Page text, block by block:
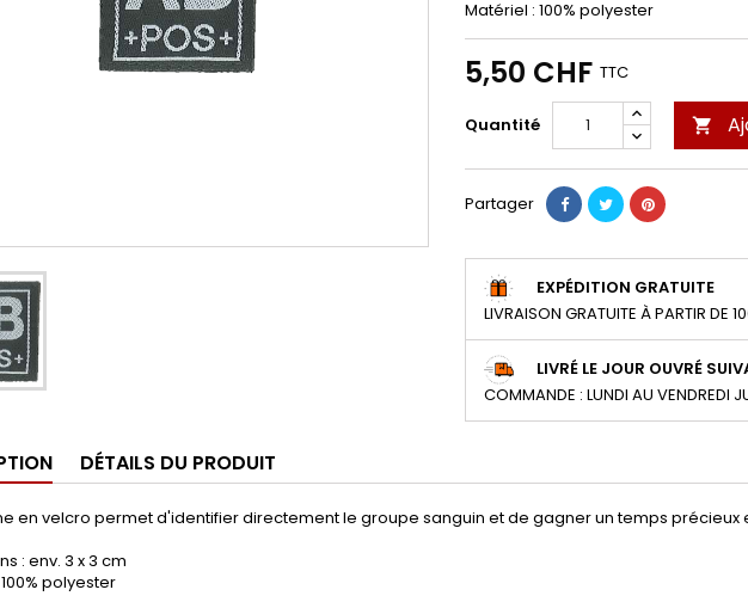
Matériel : 100% polyester
5,50 CHF TTC
Quantité 
Partager
EXPÉDITION GRATUITE
LIVRAISON GRATUITE À PARTIR DE
LIVRÉ LE JOUR OUVRÉ
COMMANDE : LUNDI AU VENDREDI
DÉTAILS DU PRODUIT
en velcro permet d'identifier directement le groupe sanguin et de gagner un temps précieux
: env. 3 x 3 cm
polyester